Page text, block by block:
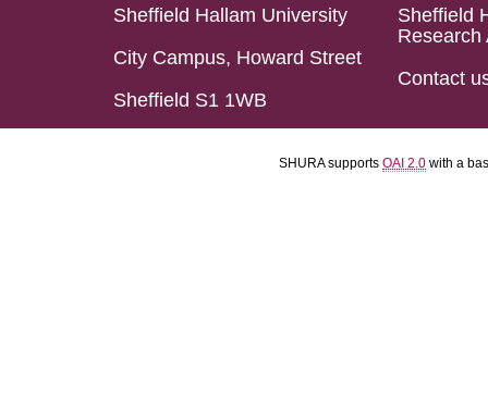
Sheffield Hallam University
City Campus, Howard Street
Sheffield S1 1WB
Sheffield
Research
Contact
SHURA supports OAI 2.0 with a